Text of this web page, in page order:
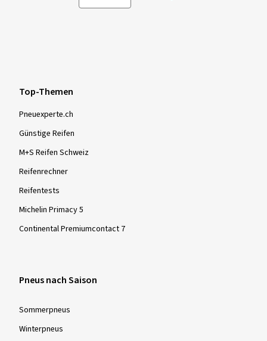
Top-Themen
Pneuexperte.ch
Günstige Reifen
M+S Reifen Schweiz
Reifenrechner
Reifentests
Michelin Primacy 5
Continental Premiumcontact 7
Pneus nach Saison
Sommer­pneus
Winter­pneus